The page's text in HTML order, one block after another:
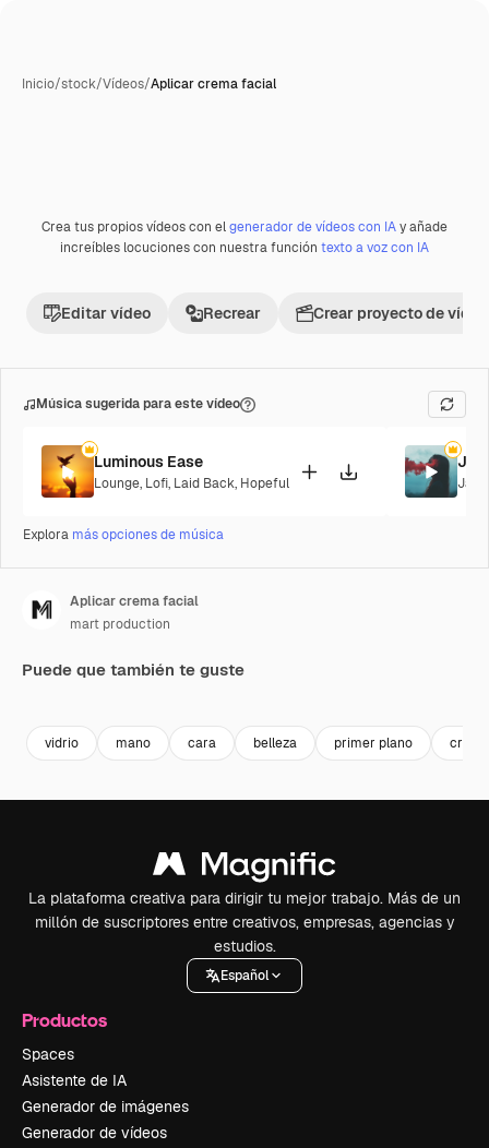
Inicio/stock/Vídeos/Aplicar crema facial
Premium
Crea tus propios vídeos con elgenerador de vídeos con IAy añade
increíbles locuciones con nuestra función texto a voz con IA
Editar vídeo Recrear Crear proyecto de vídeo
Música sugerida para este vídeo
Luminous Ease
Lounge, Lofi, Laid Back, Hopeful Jazz
Explora más opciones de música
Aplicar crema facial
mart production
Puede que también te guste
vidrio mano cara belleza primer plano crema
La plataforma creativa para dirigir tu mejor trabajo. Más de un
millón de suscriptores entre creativos, empresas, agencias y
estudios.
Español
Productos
Spaces
Asistente de IA
Generador de imágenes
Generador de vídeos